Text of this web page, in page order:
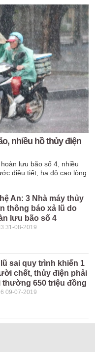
nhiều hồ thủy điện
lưu bão số 4, nhiều
điều tiết, hạ độ cao lòng
An: 3 Nhà máy thủy
thông báo xả lũ do
lưu bão số 4
31-08-2019
sai quy trình khiến 1
chết, thủy điện phải
thường 650 triệu đồng
09-07-2019